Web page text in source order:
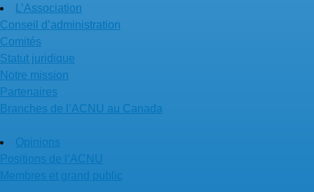
L’Association
Conseil d’administration
Comités
Statut juridique
Notre mission
Partenaires
Branches de l’ACNU au Canada
Opinions
Positions de l’ACNU
Membres et grand public